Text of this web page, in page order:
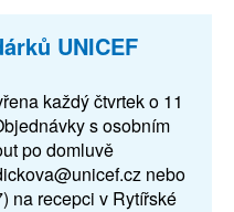
UNICEF
každý čtvrtek o 11
s osobním
po domluvě
nebo
na recepci v Rytířské